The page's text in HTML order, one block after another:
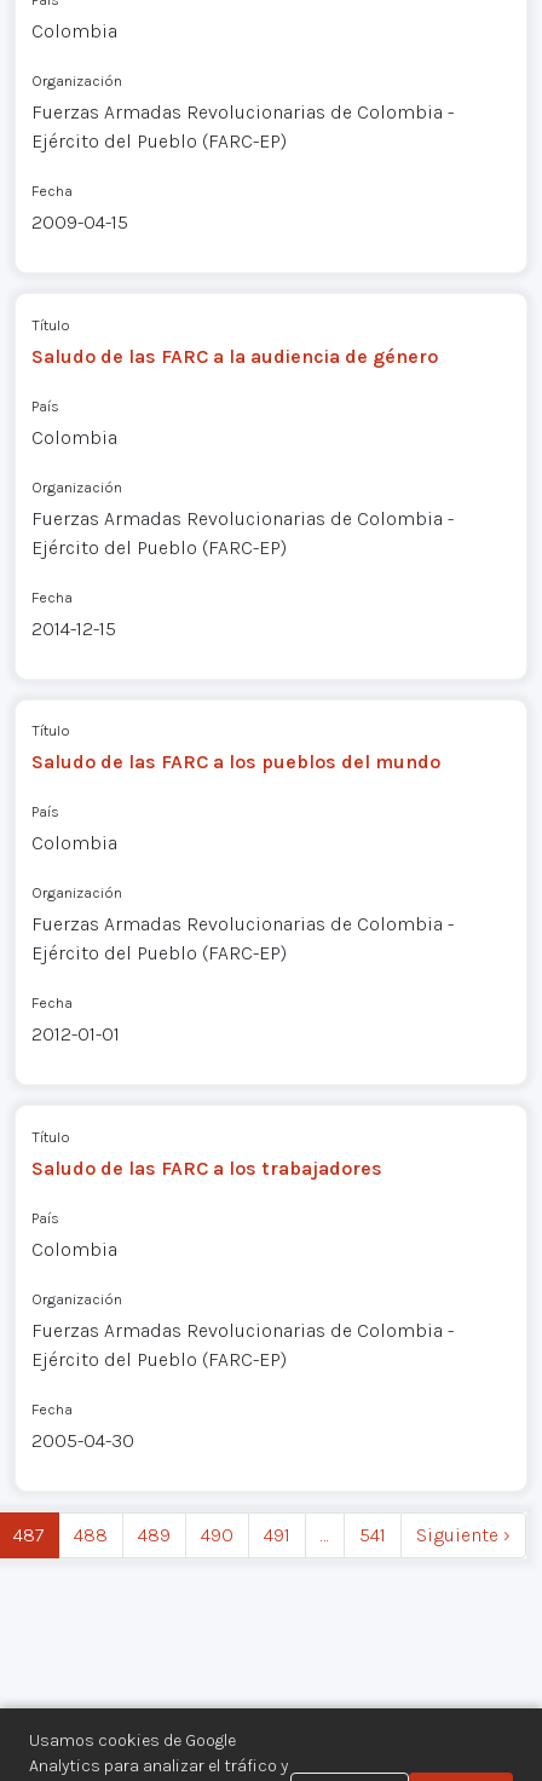
Usamos cookies de Google
Analytics para analizar el tráfico y
Colombia
Organización
Fuerzas Armadas Revolucionarias de Colombia -
Ejército del Pueblo (FARC-EP)
Fecha
2009-04-15
Título
Saludo de las FARC a la audiencia de género
País
Colombia
Organización
Fuerzas Armadas Revolucionarias de Colombia -
Ejército del Pueblo (FARC-EP)
Fecha
2014-12-15
Título
Saludo de las FARC a los pueblos del mundo
País
Colombia
Organización
Fuerzas Armadas Revolucionarias de Colombia -
Ejército del Pueblo (FARC-EP)
Fecha
2012-01-01
Título
Saludo de las FARC a los trabajadores
País
Colombia
Organización
Fuerzas Armadas Revolucionarias de Colombia -
Ejército del Pueblo (FARC-EP)
Fecha
2005-04-30
487 488 489 490 491 … 541 Siguiente ›